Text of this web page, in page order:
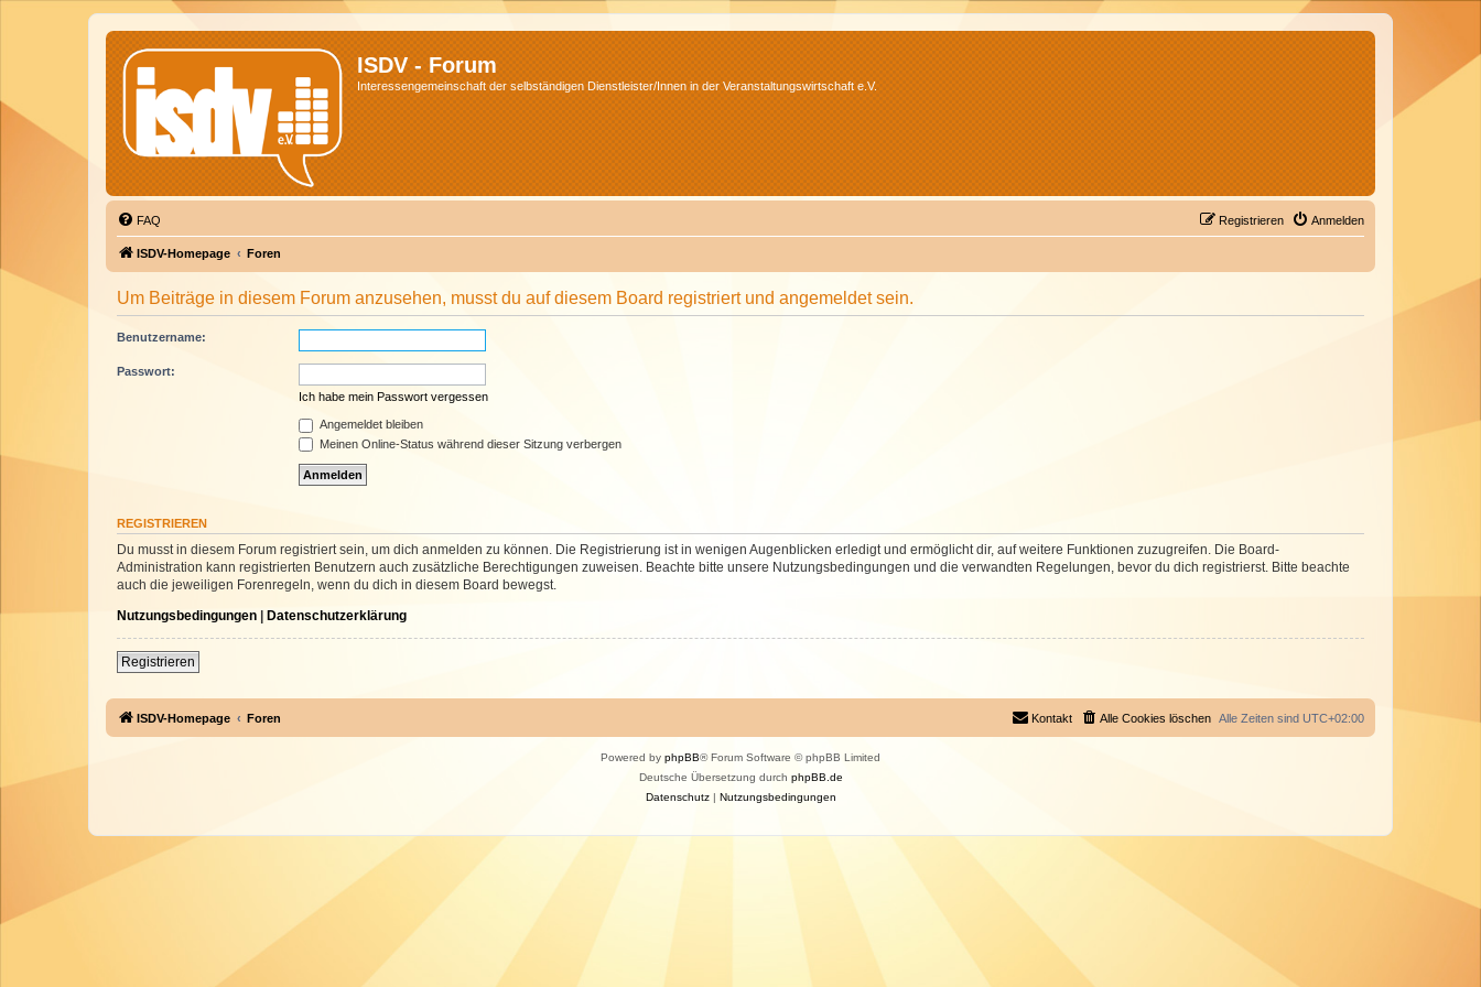
ISDV - Forum
Interessengemeinschaft der selbständigen Dienstleister/Innen in der Veranstaltungswirtschaft e.V.
FAQ Anmelden
Registrieren
ISDV-Homepage Foren
Um Beiträge in diesem Forum anzusehen, musst du auf diesem Board registriert und angemeldet sein.
Benutzername:
Passwort:
Ich habe mein Passwort vergessen
Angemeldet bleiben
Meinen Online-Status während dieser Sitzung verbergen
REGISTRIEREN
Du musst in diesem Forum registriert sein, um dich anmelden zu können. Die Registrierung ist in wenigen Augenblicken erledigt und ermöglicht dir, auf weitere Funktionen zuzugreifen. Die Board-
Administration kann registrierten Benutzern auch zusätzliche Berechtigungen zuweisen. Beachte bitte unsere Nutzungsbedingungen und die verwandten Regelungen, bevor du dich registrierst. Bitte beachte
auch die jeweiligen Forenregeln, wenn du dich in diesem Board bewegst.
Nutzungsbedingungen | Datenschutzerklärung
Registrieren
ISDV-Homepage Foren Alle Zeiten sind UTC+02:00
Alle Cookies löschen
Kontakt
Powered by phpBB® Forum Software © phpBB Limited
Deutsche Übersetzung durch phpBB.de
Datenschutz| Nutzungsbedingungen